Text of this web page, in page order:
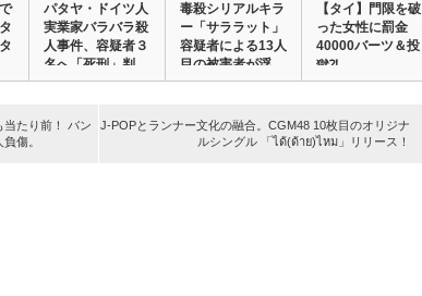
パタヤ・ドイツ人
実業家バラバラ殺
人事件、容疑者３
名へ「死刑」判
決…
毒殺シリアルキラ
ー「サララット」
容疑者による13人
目の被害者が浮…
【タイ】門限を破
った女性に罰金
40000バーツ＆投
獄⁈
当たり前！ バン
傷。
J-POPとランナー文化の融合。CGM48 10枚目のオリジナ
ルシングル 「ได้(ด้าย)ไหม」リリース！